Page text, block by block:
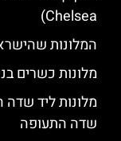
Chelsea)
המלונות
מלונות כשרים
מלונות ליד שדה
שדה התעופה